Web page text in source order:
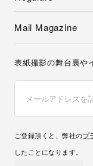
Mail Magazine
表紙撮影の舞台裏や
ご登録頂くと、弊社のプ
したことになります。